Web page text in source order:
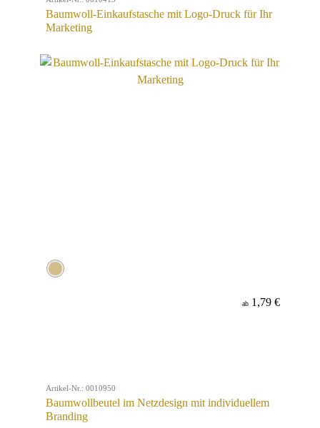
Baumwoll-Einkaufstasche mit Logo-Druck für Ihr
Marketing
ab 1,79 €
Artikel-Nr.: 0010950
Baumwollbeutel im Netzdesign mit individuellem
Branding